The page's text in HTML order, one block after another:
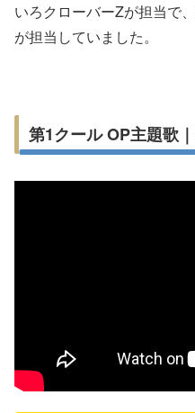
いろクローバーZが担当で
が担当していました。
第1クール OP主題歌